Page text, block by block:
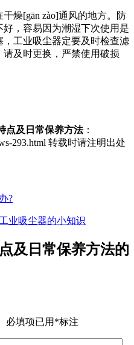
[gān zào]通风的地方。防
，容易因为潮湿下次使用是
工业吸尘器定要及时检查滤
及时更换，严禁使用破损
点及日常保养方法：
293.html 转载时请注明出处
?
业吸尘器的小知识
及日常保养方法的
必填项已用 *标注